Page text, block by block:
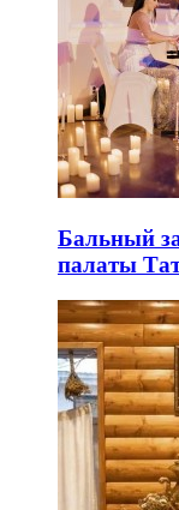
Бальный
палаты